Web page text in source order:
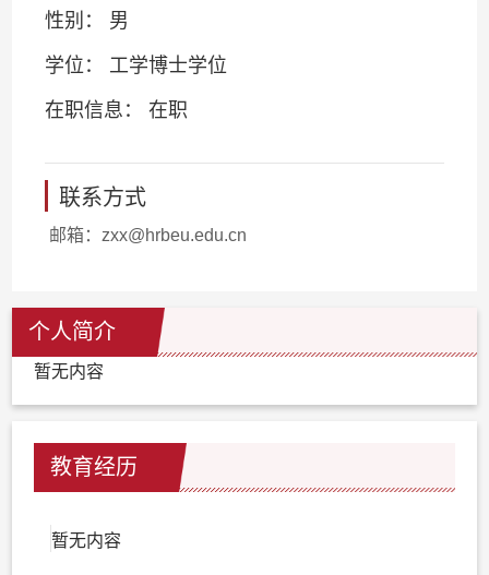
性别： 男
学位： 工学博士学位
在职信息： 在职
联系方式
邮箱： zxx@hrbeu.edu.cn
个人简介
暂无内容
教育经历
暂无内容